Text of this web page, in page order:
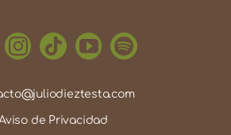
de Privacidad